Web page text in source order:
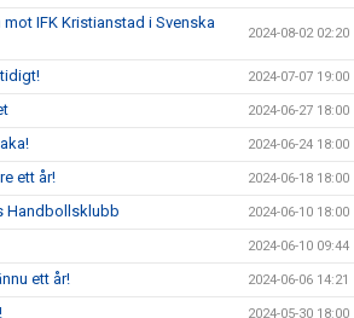
IFK Kristianstad i Svenska
2024-08-02 02:20
2024-07-07 19:00
2024-06-27 18:00
2024-06-24 18:00
ett år! 2024-06-18 18:00
Handbollsklubb 2024-06-10 18:00
2024-06-10 09:44
ett år! 2024-06-06 14:21
2024-05-30 18:00